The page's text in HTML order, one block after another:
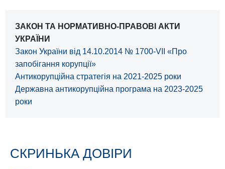
ЗАКОН ТА НОРМАТИВНО-ПРАВОВІ АКТИ
УКРАЇНИ
Закон України від 14.10.2014 № 1700-VII «Про
запобігання корупції»
Антикорупційна стратегія на 2021-2025 роки
Державна антикорупційна програма на 2023-2025
роки
СКРИНЬКА ДОВІРИ